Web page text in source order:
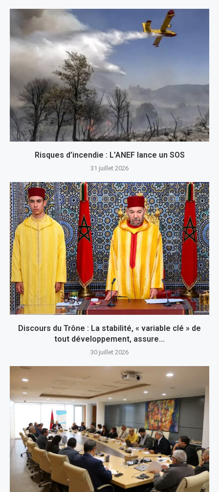
Risques d’incendie : L’ANEF lance un SOS
31 juillet 2026
Discours du Trône : La stabilité, « variable clé » de
tout développement, assure...
30 juillet 2026